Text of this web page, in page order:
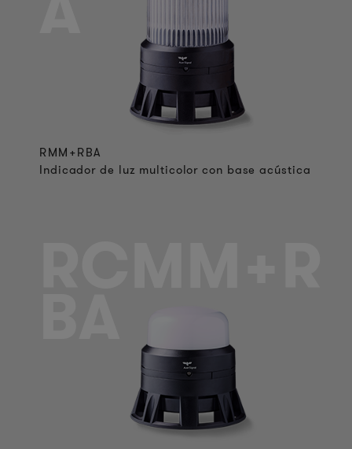
RMM+RBA
Indicador de luz multicolor con base acústica